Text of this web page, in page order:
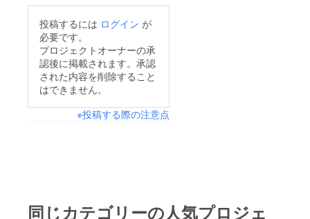
投稿するには ログイン が
必要です。
プロジェクトオーナーの承
認後に掲載されます。承認
された内容を削除すること
はできません。
※投稿する際の注意点
同じカテゴリーの人気プロジェ